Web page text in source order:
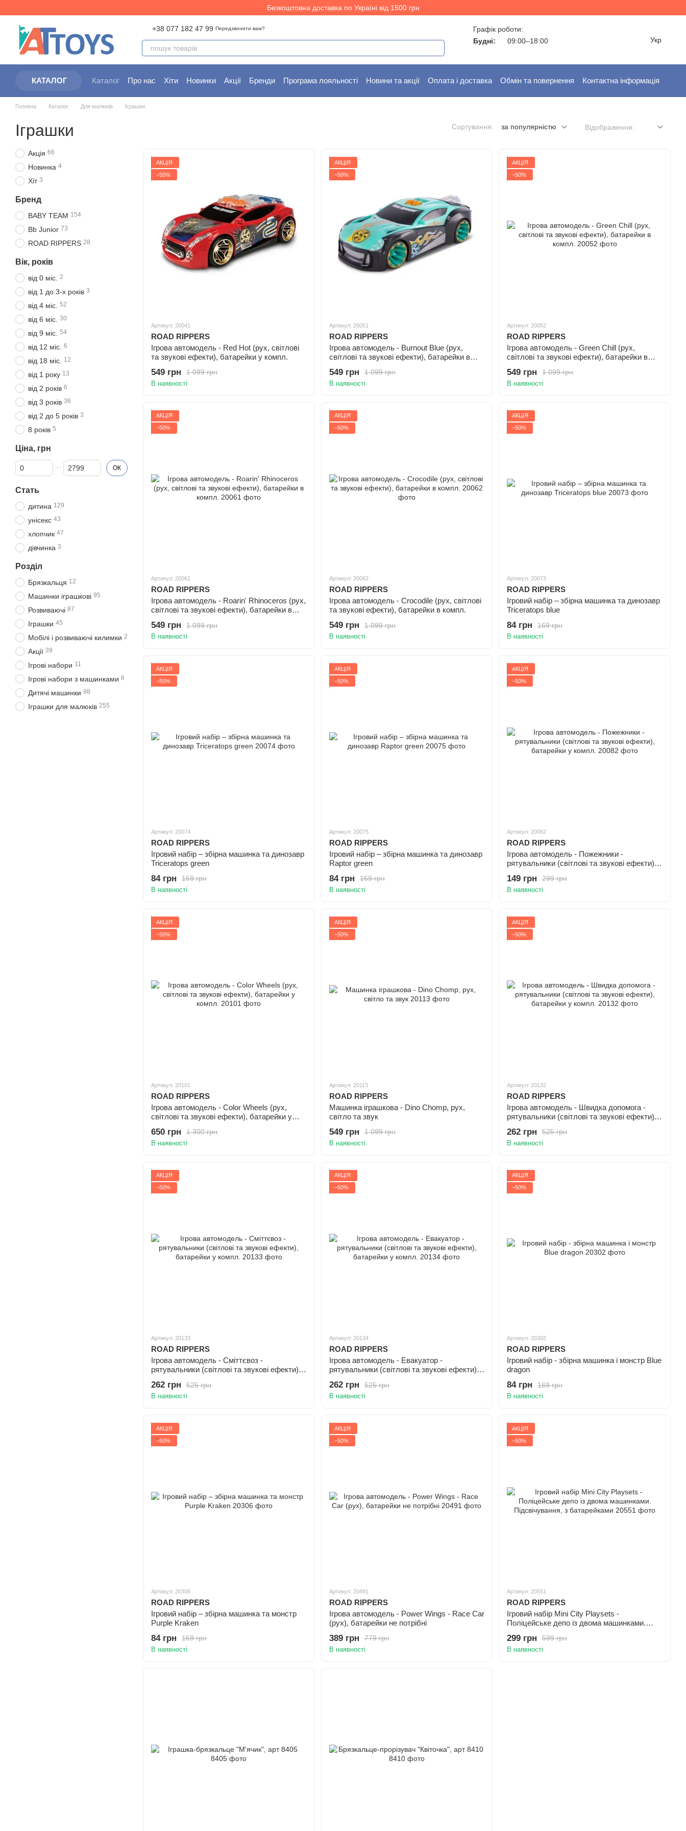
Безкоштовна доставка по Україні від 1500 грн
+38 077 182 47 99 Передзвонити вам?
Графік роботи:
Будні:
09:00–18:00 Укр
КАТАЛОГ Каталог Про нас Хіти Новинки Акції Бренди Програма лояльності Новини та акції Оплата і доставка Обмін та повернення
Контактна інформація
Головна Каталог Для малюків Іграшки
Іграшки Сортування: за популярністю Відображення:
АКЦІЯ
−50%
Артикул: 20041
ROAD RIPPERS
Ігрова автомодель - Red Hot (рух, світлові
та звукові ефекти), батарейки у компл.
1 099 грн
549 грн
В наявності
АКЦІЯ
−50%
Артикул: 20051
ROAD RIPPERS
Ігрова автомодель - Burnout Blue (рух,
світлові та звукові ефекти), батарейки в
1 099 грн
549 грн
В наявності
АКЦІЯ
−50%
Артикул: 20052
ROAD RIPPERS
Ігрова автомодель - Green Chill (рух,
світлові та звукові ефекти), батарейки в
1 099 грн
549 грн
В наявності
АКЦІЯ
−50%
Артикул: 20061
ROAD RIPPERS
Ігрова автомодель - Roarin' Rhinoceros (рух,
світлові та звукові ефекти), батарейки в
1 099 грн
549 грн
В наявності
АКЦІЯ
−50%
Артикул: 20062
ROAD RIPPERS
Ігрова автомодель - Crocodile (рух, світлові
та звукові ефекти), батарейки в компл.
1 099 грн
549 грн
В наявності
АКЦІЯ
−50%
Артикул: 20073
ROAD RIPPERS
Ігровий набір – збірна машинка та динозавр
Triceratops blue
169 грн
84 грн
В наявності
АКЦІЯ
−50%
Артикул: 20074
ROAD RIPPERS
Ігровий набір – збірна машинка та динозавр
Triceratops green
169 грн
84 грн
В наявності
АКЦІЯ
−50%
Артикул: 20075
ROAD RIPPERS
Ігровий набір – збірна машинка та динозавр
Raptor green
169 грн
84 грн
В наявності
АКЦІЯ
−50%
Артикул: 20082
ROAD RIPPERS
Ігрова автомодель - Пожежники -
рятувальники (світлові та звукові ефекти),
299 грн
149 грн
В наявності
АКЦІЯ
−50%
Артикул: 20101
ROAD RIPPERS
Ігрова автомодель - Color Wheels (рух,
світлові та звукові ефекти), батарейки у
1 300 грн
650 грн
В наявності
АКЦІЯ
−50%
Артикул: 20113
ROAD RIPPERS
Машинка іграшкова - Dino Chomp, рух,
світло та звук
1 099 грн
549 грн
В наявності
АКЦІЯ
−50%
Артикул: 20132
ROAD RIPPERS
Ігрова автомодель - Швидка допомога -
рятувальники (світлові та звукові ефекти),
525 грн
262 грн
В наявності
АКЦІЯ
−50%
Артикул: 20133
ROAD RIPPERS
Ігрова автомодель - Сміттєвоз -
рятувальники (світлові та звукові ефекти),
525 грн
262 грн
В наявності
АКЦІЯ
−50%
Артикул: 20134
ROAD RIPPERS
Ігрова автомодель - Евакуатор -
рятувальники (світлові та звукові ефекти),
525 грн
262 грн
В наявності
АКЦІЯ
−50%
Артикул: 20302
ROAD RIPPERS
Ігровий набір - збірна машинка і монстр Blue
dragon
169 грн
84 грн
В наявності
АКЦІЯ
−50%
Артикул: 20306
ROAD RIPPERS
Ігровий набір – збірна машинка та монстр
Purple Kraken
169 грн
84 грн
В наявності
АКЦІЯ
−50%
Артикул: 20491
ROAD RIPPERS
Ігрова автомодель - Power Wings - Race Car
(рух), батарейки не потрібні
779 грн
389 грн
В наявності
АКЦІЯ
−50%
Артикул: 20551
ROAD RIPPERS
Ігровий набір Mini City Playsets -
Поліцейське депо із двома машинками.
599 грн
299 грн
В наявності
Акція 66
Новинка 4
Хіт 3
Бренд
BABY TEAM 154
Bb Junior 73
ROAD RIPPERS 28
Вік, років
від 0 міс. 2
від 1 до 3-х років 3
від 4 міс. 52
від 6 міс. 30
від 9 міс. 54
від 12 міс. 6
від 18 міс. 12
від 1 року 13
від 2 років 6
від 3 років 36
від 2 до 5 років 3
8 років 5
Ціна, грн
Від Ціна, грн
До Ціна, грн ОК
Стать
дитина 129
унісекс 43
хлопчик 47
дівчинка 3
Розділ
Брязкальця 12
Машинки іграшкові 95
Розвиваючі 87
Іграшки 45
Мобілі і розвиваючі килимки 2
Акції 39
Ігрові набори 11
Ігрові набори з машинками 6
Дитячі машинки 98
Іграшки для малюків 255